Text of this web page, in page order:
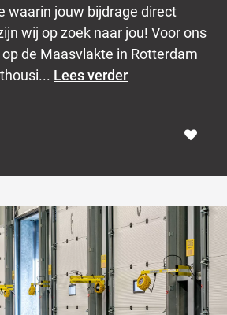
waarin jouw bijdrage direct
wij op zoek naar jou! Voor ons
de Maasvlakte in Rotterdam
Lees verder